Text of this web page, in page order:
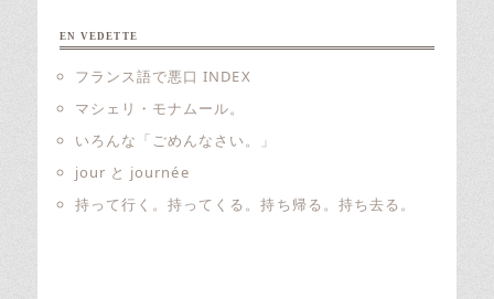
EN VEDETTE
フランス語で悪口 INDEX
マシェリ・モナムール。
いろんな「ごめんなさい。」
jour と journée
持って行く。持ってくる。持ち帰る。持ち去る。